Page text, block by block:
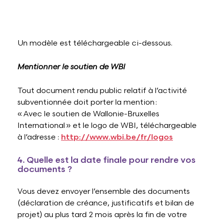
Un modèle est téléchargeable ci-dessous.
Mentionner le soutien de WBI
Tout document rendu public relatif à l’activité
subventionnée doit porter la mention :
« Avec le soutien de Wallonie-Bruxelles
International » et le logo de WBI, téléchargeable
à l’adresse : http://www.wbi.be/fr/logos
4. Quelle est la date finale pour rendre vos
documents ?
Vous devez envoyer l’ensemble des documents
(déclaration de créance, justificatifs et bilan de
projet) au plus tard 2 mois après la fin de votre